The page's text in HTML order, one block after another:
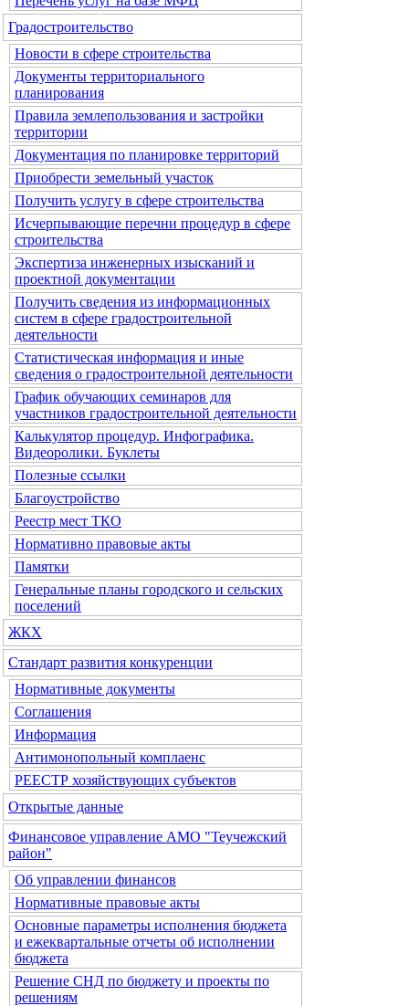
Градостроительство
Новости в сфере строительства
Документы территориального
планирования
Правила землепользования и застройки
территории
Документация по планировке территорий
Приобрести земельный участок
Получить услугу в сфере строительства
Исчерпывающие перечни процедур в сфере
строительства
Экспертиза инженерных изысканий и
проектной документации
Получить сведения из информационных
систем в сфере градостроительной
деятельности
Статистическая информация и иные
сведения о градостроительной деятельности
График обучающих семинаров для
участников градостроительной деятельности
Калькулятор процедур. Инфографика.
Видеоролики. Буклеты
Полезные ссылки
Благоустройство
Реестр мест ТКО
Нормативно правовые акты
Памятки
Генеральные планы городского и сельских
поселений
ЖКХ
Стандарт развития конкуренции
Нормативные документы
Соглашения
Информация
Антимонопольный комплаенс
РЕЕСТР хозяйствующих субъектов
Открытые данные
Финансовое управление АМО "Теучежский
район"
Об управлении финансов
Нормативные правовые акты
Основные параметры исполнения бюджета
и ежеквартальные отчеты об исполнении
бюджета
Решение СНД по бюджету и проекты по
решениям